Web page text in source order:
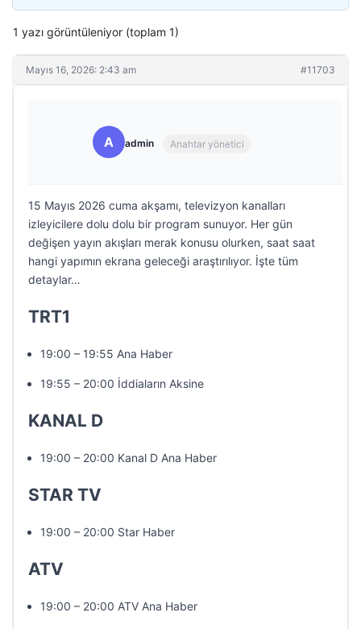
1 yazı görüntüleniyor (toplam 1)
Mayıs 16, 2026: 2:43 am #11703
A admin Anahtar yönetici
15 Mayıs 2026 cuma akşamı, televizyon kanalları
izleyicilere dolu dolu bir program sunuyor. Her gün
değişen yayın akışları merak konusu olurken, saat saat
hangi yapımın ekrana geleceği araştırılıyor. İşte tüm
detaylar…
TRT1
19:00 – 19:55 Ana Haber
19:55 – 20:00 İddiaların Aksine
KANAL D
19:00 – 20:00 Kanal D Ana Haber
STAR TV
19:00 – 20:00 Star Haber
ATV
19:00 – 20:00 ATV Ana Haber